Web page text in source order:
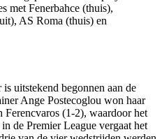
met Fenerbahce (thuis),
AS Roma (thuis) en
uitstekend begonnen aan de
Ange Postecoglou won haar
Ferencvaros (1-2), waardoor het
de Premier League vergaat het